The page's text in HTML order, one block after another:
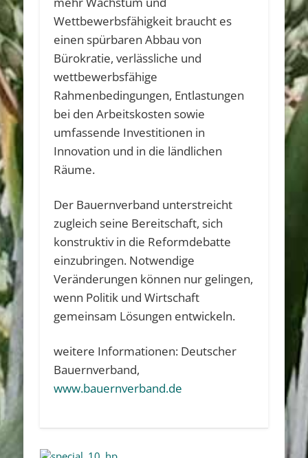
Wettbewerbsfähigkeit braucht es
einen spürbaren Abbau von
Bürokratie, verlässliche und
wettbewerbsfähige
Rahmenbedingungen, Entlastungen
bei den Arbeitskosten sowie
umfassende Investitionen in
Innovation und in die ländlichen
Räume.
Der Bauernverband unterstreicht
zugleich seine Bereitschaft, sich
konstruktiv in die Reformdebatte
einzubringen. Notwendige
Veränderungen können nur gelingen,
wenn Politik und Wirtschaft
gemeinsam Lösungen entwickeln.
weitere Informationen: Deutscher
Bauernverband,
www.bauernverband.de